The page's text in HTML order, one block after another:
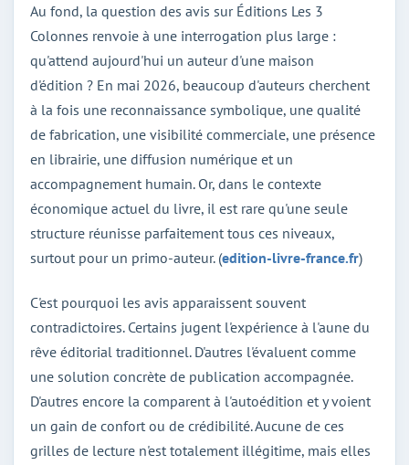
Au fond, la question des avis sur Éditions Les 3
Colonnes renvoie à une interrogation plus large :
qu'attend aujourd'hui un auteur d'une maison
d'édition ? En mai 2026, beaucoup d'auteurs cherchent
à la fois une reconnaissance symbolique, une qualité
de fabrication, une visibilité commerciale, une présence
en librairie, une diffusion numérique et un
accompagnement humain. Or, dans le contexte
économique actuel du livre, il est rare qu'une seule
structure réunisse parfaitement tous ces niveaux,
surtout pour un primo-auteur. (edition-livre-france.fr)
C'est pourquoi les avis apparaissent souvent
contradictoires. Certains jugent l'expérience à l'aune du
rêve éditorial traditionnel. D'autres l'évaluent comme
une solution concrète de publication accompagnée.
D'autres encore la comparent à l'autoédition et y voient
un gain de confort ou de crédibilité. Aucune de ces
grilles de lecture n'est totalement illégitime, mais elles